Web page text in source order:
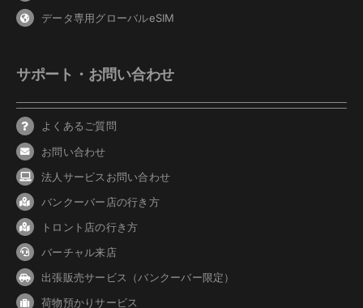
データ専用グローバルeSIM
サポート・お問い合わせ
よくあるご質問
お問い合わせ
法人サービスお問い合わせ
バンクーバー 店の行き方
トロント店の行き方
バーチャル来店
出張販売サービス（バンクーバー限定）
荷物預かりサービス